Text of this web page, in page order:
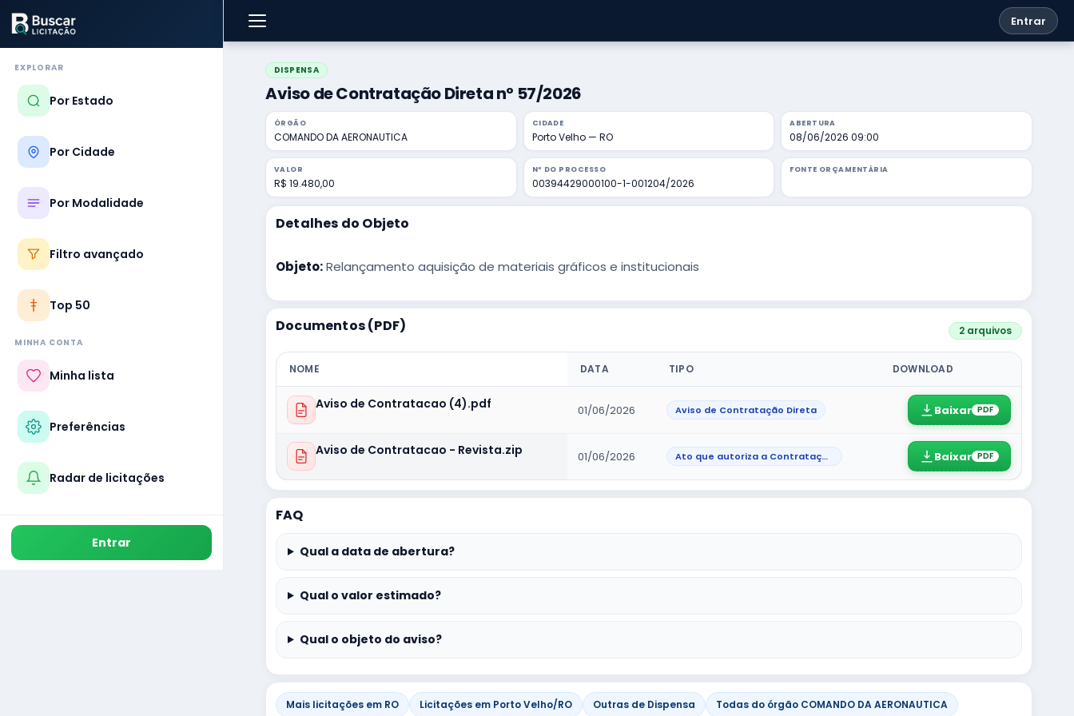
Entrar
EXPLORAR
Por Estado
Por Cidade
Por Modalidade
Filtro avançado
Top 50
MINHA CONTA
Minha lista
Preferências
Radar de licitações
Entrar
DISPENSA
Aviso de Contratação Direta nº 57/2026
ÓRGÃO
COMANDO DA AERONAUTICA
CIDADE
Porto Velho — RO
ABERTURA
08/06/2026 09:00
VALOR
R$ 19.480,00
Nº DO PROCESSO
00394429000100-1-001204/2026
FONTE ORÇAMENTÁRIA
Detalhes do Objeto
Objeto:Relançamento aquisição de materiais gráficos e institucionais
Documentos (PDF) 2 arquivos
NOME DATA TIPO DOWNLOAD
Aviso de Contratacao (4).pdf 01/06/2026 Aviso de Contratação Direta Baixar PDF
Aviso de Contratacao - Revista.zip 01/06/2026 Ato que autoriza a Contratação Direta Baixar PDF
FAQ
Qual a data de abertura?
Qual o valor estimado?
Qual o objeto do aviso?
Mais licitações em RO Licitações em Porto Velho/RO Outras de Dispensa Todas do órgão COMANDO DA AERONAUTICA